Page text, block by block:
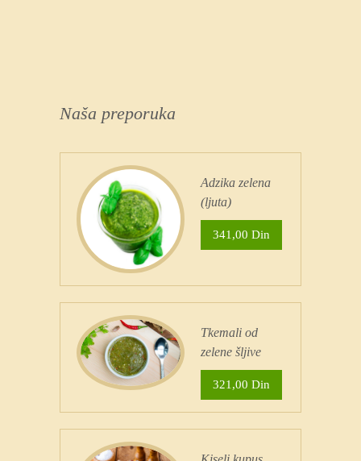
Naša preporuka
Adzika zelena
(ljuta)
341,00 Din
Tkemali od
zelene šljive
321,00 Din